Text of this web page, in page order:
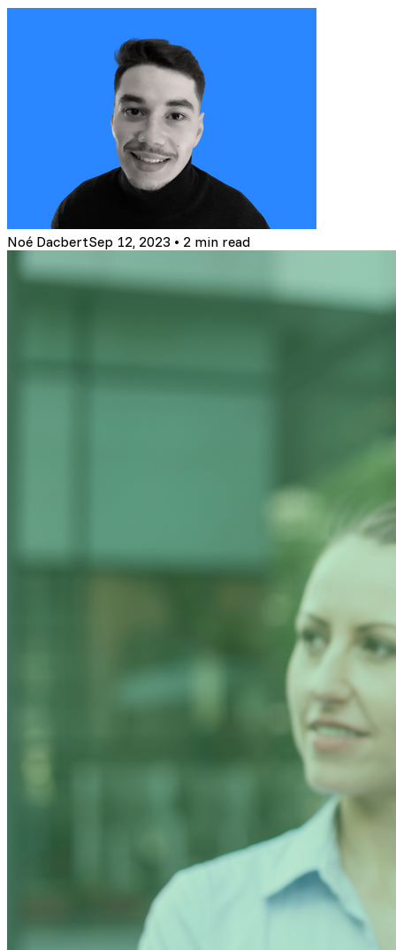
Noé DacbertSep 12, 2023 • 2 min read